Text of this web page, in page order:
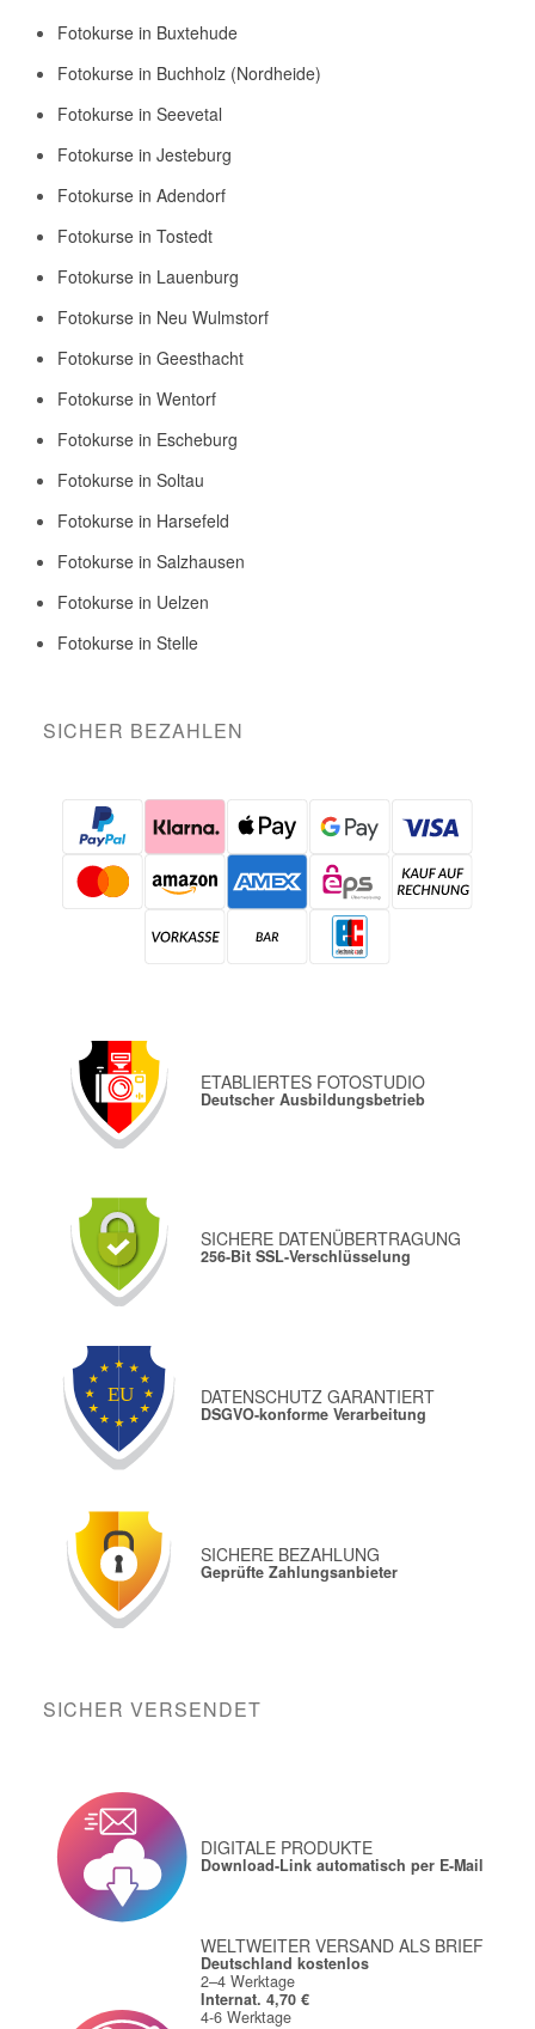
Fotokurse in Buxtehude
Fotokurse in Buchholz (Nordheide)
Fotokurse in Seevetal
Fotokurse in Jesteburg
Fotokurse in Adendorf
Fotokurse in Tostedt
Fotokurse in Lauenburg
Fotokurse in Neu Wulmstorf
Fotokurse in Geesthacht
Fotokurse in Wentorf
Fotokurse in Escheburg
Fotokurse in Soltau
Fotokurse in Harsefeld
Fotokurse in Salzhausen
Fotokurse in Uelzen
Fotokurse in Stelle
SICHER BEZAHLEN
ETABLIERTES FOTOSTUDIO
Deutscher Ausbildungsbetrieb
SICHERE DATENÜBERTRAGUNG
256-Bit SSL-Verschlüsselung
DATENSCHUTZ GARANTIERT
DSGVO-konforme Verarbeitung
SICHERE BEZAHLUNG
Geprüfte Zahlungsanbieter
SICHER VERSENDET
DIGITALE PRODUKTE
Download-Link automatisch per E-Mail
WELTWEITER VERSAND ALS BRIEF
Deutschland kostenlos
2–4 Werktage
Internat. 4,70 €
4-6 Werktage